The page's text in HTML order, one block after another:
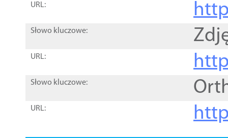
URL:
Słowo kluczowe:
URL:
Słowo kluczowe:
URL: